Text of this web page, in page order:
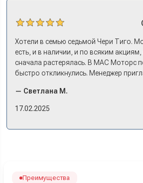
Хотели в семью седьмой Чери Тиго.
есть, и в наличии, и по всяким акциям,
сначала растерялась. В МАС Моторс
быстро откликнулись. Менеджер
примериться. Нам тут недалеко,
же день купили машину! Неожиданно,
менеджеру Сергею, профессионал
— Светлана М.
17.02.2025
Преимущества